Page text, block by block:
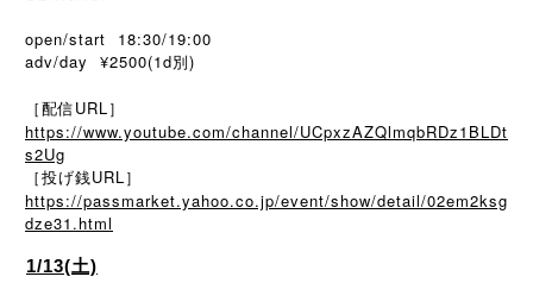
open/start 18:30/19:00
adv/day ¥2500(1d別)
［配信URL］
https://www.youtube.com/channel/UCpxzAZQlmqbRDz1BLDt
s2Ug
［投げ銭URL］
https://passmarket.yahoo.co.jp/event/show/detail/02em2ksg
dze31.html
1/13(土)